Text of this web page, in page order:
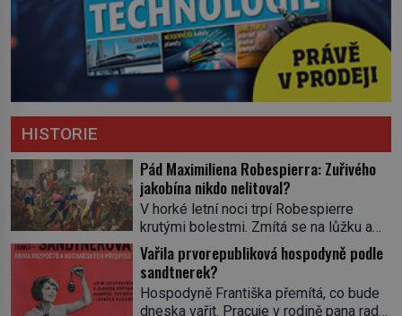
HISTORIE
Pád Maximiliena Robespierra: Zuřivého
jakobína nikdo nelitoval?
V horké letní noci trpí Robespierre
krutými bolestmi. Zmítá se na lůžku a
hlavou mu víří kolotoč myšlenek. Když
se probere z mdlob, vzpomene si na
jednu z pařížských jasnovidek, kterou
před lety navštívil. Prorokovala mu
Vařila prvorepubliková hospodyně podle
sandtnerek?
Hospodyně Františka přemítá, co bude
dneska vařit. Pracuje v rodině pana rady